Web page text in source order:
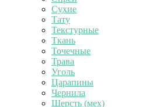
Сухие
Тату
Текстурные
Ткань
Точечные
Трава
Уголь
Царапины
Чернила
Шерсть (мех)